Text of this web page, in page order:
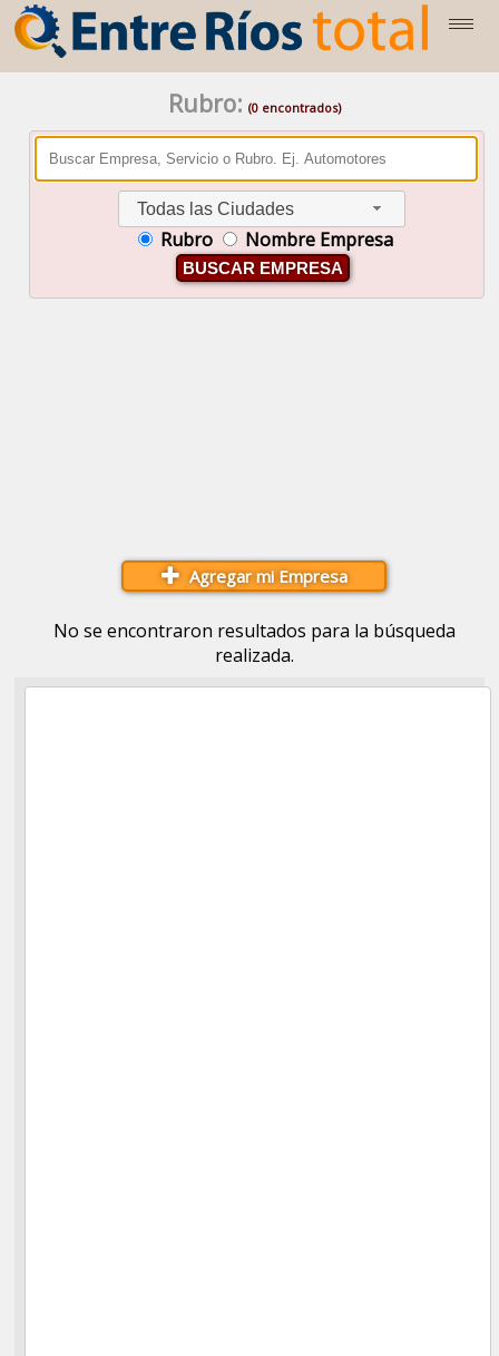
Rubro: (0 encontrados)
Todas las Ciudades
Rubro Nombre Empresa
BUSCAR EMPRESA
Agregar mi Empresa
No se encontraron resultados para la búsqueda
realizada.